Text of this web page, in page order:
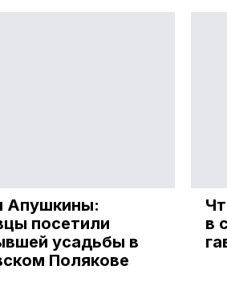
Апушкины:
посетили
усадьбы в
Полякове
в